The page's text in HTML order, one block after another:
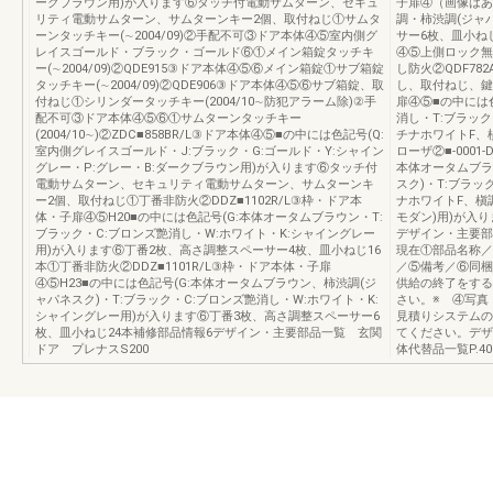
リティ電動サムターン、サムターンキー2個、取付ねじ①サムタ
ーンタッチキー(∼2004/09)②手配不可③ドア本体④⑤室内側グ
レイスゴールド・ブラック・ゴールド⑥①メイン箱錠タッチキ
ー(∼2004/09)②QDE915③ドア本体④⑤⑥メイン箱錠①サブ箱錠
タッチキー(∼2004/09)②QDE906③ドア本体④⑤⑥サブ箱錠、取
付ねじ①シリンダータッチキー(2004/10∼防犯アラーム除)②手
配不可③ドア本体④⑤⑥①サムターンタッチキー
(2004/10∼)②ZDC■858BR/L③ドア本体④⑤■の中には色記号(Q:
室内側グレイスゴールド・J:ブラック・G:ゴールド・Y:シャイン
グレー・P:グレー・B:ダークブラウン用)が入ります⑥タッチ付
電動サムターン、セキュリティ電動サムターン、サムターンキ
ー2個、取付ねじ①丁番非防火②DDZ■1102R/L③枠・ドア本
体・子扉④⑤H20■の中には色記号(G:本体オータムブラウン・T:
ブラック・C:ブロンズ艶消し・W:ホワイト・K:シャイングレー
用)が入ります⑥丁番2枚、高さ調整スペーサー4枚、皿小ねじ16
本①丁番非防火②DDZ■1101R/L③枠・ドア本体・子扉
④⑤H23■の中には色記号(G:本体オータムブラウン、柿渋調(ジ
ャパネスク)・T:ブラック・C:ブロンズ艶消し・W:ホワイト・K:
シャイングレー用)が入ります⑥丁番3枚、高さ調整スペーサー6
枚、皿小ねじ24本補修部品情報6デザイン・主要部品一覧 玄関
ドア プレナスS200
調・柿渋調(ジャ
サー6枚、皿小
④⑤上側ロック無
し防火
し、取付ねじ、
扉④⑤■の中には
消し・T:ブラッ
チナホワイトF
ローザ②■-0001-
本体オータムブ
スク)・T:ブラッ
ナホワイトF、槇
モダン)用)が入
デザイン・主要
現在①部品名称
／⑤備考／⑥同梱
供給の終了をす
さい。※ ④写真
見積りシステム
てください。デ
体代替品一覧